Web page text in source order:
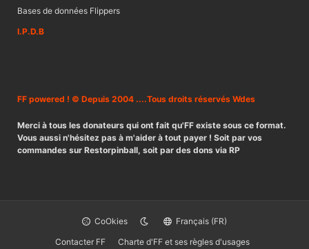
Bases de données Flippers
I.P.D.B
FF powered ! © Depuis 2004 ....Tous droits réservés Wdes
Merci à tous les donateurs qui ont fait qu'FF existe sous ce format.
Vous aussi n'hésitez pas à m'aider à tout payer ! Soit par vos
commandes sur Restorpinball, soit par des dons via RP
CoOkies
Français (FR)
Contacter FF
Charte d'FF et ses règles d'usages